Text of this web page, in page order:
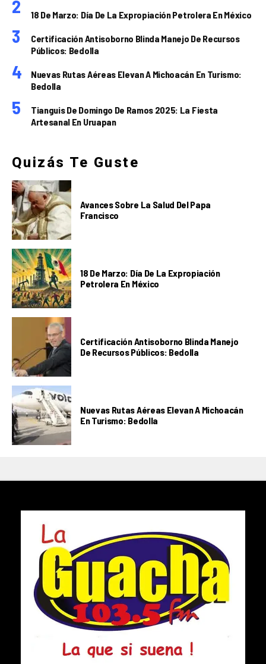
18 De Marzo: Día De La Expropiación Petrolera En México
Certificación Antisoborno Blinda Manejo De Recursos
Públicos: Bedolla
Nuevas Rutas Aéreas Elevan A Michoacán En Turismo:
Bedolla
Tianguis De Domingo De Ramos 2025: La Fiesta
Artesanal En Uruapan
Quizás Te Guste
Avances Sobre La Salud Del Papa
Francisco
18 De Marzo: Día De La Expropiación
Petrolera En México
Certificación Antisoborno Blinda Manejo
De Recursos Públicos: Bedolla
Nuevas Rutas Aéreas Elevan A Michoacán
En Turismo: Bedolla